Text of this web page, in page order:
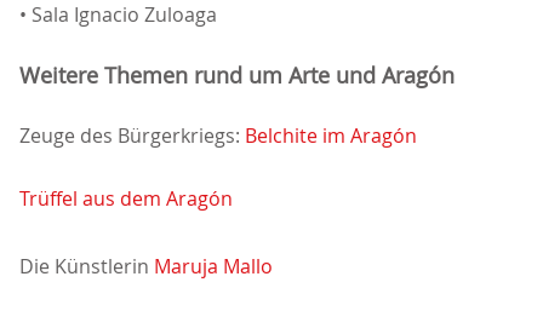
• Sala Ignacio Zuloaga
Weitere Themen rund um Arte und Aragón
Zeuge des Bürgerkriegs: Belchite im Aragón
Trüffel aus dem Aragón
Die Künstlerin Maruja Mallo